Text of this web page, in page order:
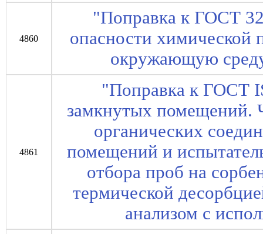
4860
"Поправка к ГОСТ
опасности химической
окружающую
4861
"Поправка к ГОСТ
замкнутых помещений.
органических
помещений и
отбора проб на
термической
анализом с